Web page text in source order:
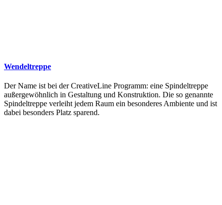
Wendeltreppe
Der Name ist bei der CreativeLine Programm: eine Spindeltreppe
außergewöhnlich in Gestaltung und Konstruktion. Die so genannte
Spindeltreppe verleiht jedem Raum ein besonderes Ambiente und ist
dabei besonders Platz sparend.